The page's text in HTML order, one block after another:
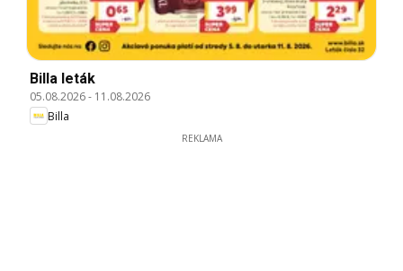
Billa leták
05.08.2026- 11.08.2026
Billa
REKLAMA